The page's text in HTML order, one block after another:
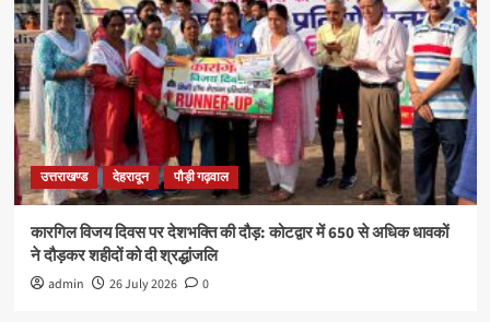
उत्तराखण्ड देहरादून पौड़ी गढ़वाल
कारगिल विजय दिवस पर देशभक्ति की दौड़: कोटद्वार में 650 से अधिक धावकों
ने दौड़कर शहीदों को दी श्रद्धांजलि
admin 26 July 2026 0